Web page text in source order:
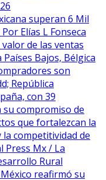
superan 6 Mil
Elías L Fonseca
de las ventas
Bajos, Bélgica
son
República
con 39
su compromiso de
que fortalezcan la
competitividad de
Press Mx / La
Rural
reafirmó su